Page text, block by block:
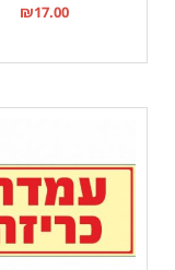
₪17.00